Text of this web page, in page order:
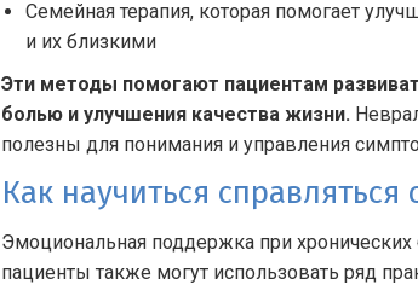
Семейная терапия, которая помогает
и их близкими
Эти методы помогают пациентам
болью и улучшения качества жизни.
полезны для понимания и управления
Как научиться
Эмоциональная поддержка при
пациенты также могут использовать ряд